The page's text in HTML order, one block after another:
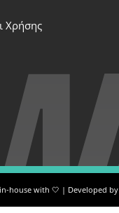
Χρήσης
house with 🤍 | Developed by